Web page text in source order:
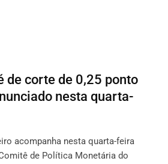
de corte de 0,25 ponto
nesta quarta-
acompanha nesta quarta-feira
de Política Monetária do